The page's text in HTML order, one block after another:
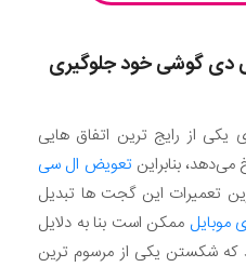
دی گوشی خود جلوگیری
از رایج ترین اتفاق هایی
بنابراین تعویض ال سی
تعمیرات این گجت ها تبدیل
ممکن است بنا به دلایل
که شکستن یکی از مرسوم ترین